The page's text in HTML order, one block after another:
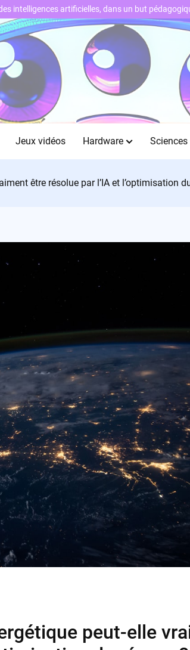
Jeux vidéos Hardware Sciences
être résolue par l’IA et l’optimisation
peut-elle
intelligences artificielles, dans un but